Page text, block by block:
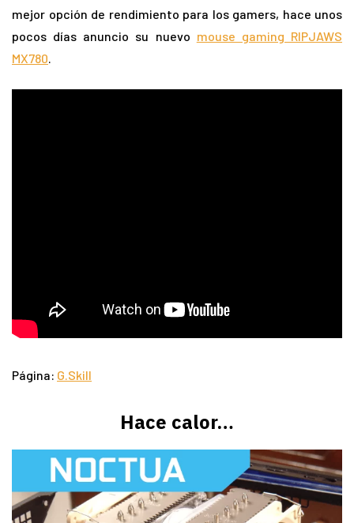
mejor opción de rendimiento para los gamers, hace unos
pocos días anuncio su nuevo mouse gaming RIPJAWS
MX780
Página: G.Skill
Hace calor…